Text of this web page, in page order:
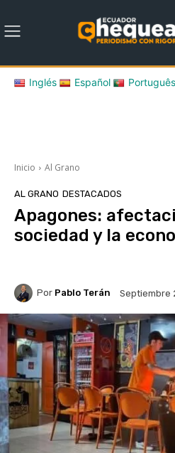
Inglés Español Português
Inicio Al Grano
AL GRANO DESTACADOS
Apagones:
sociedad y la
Por Pablo Terán Septiembre